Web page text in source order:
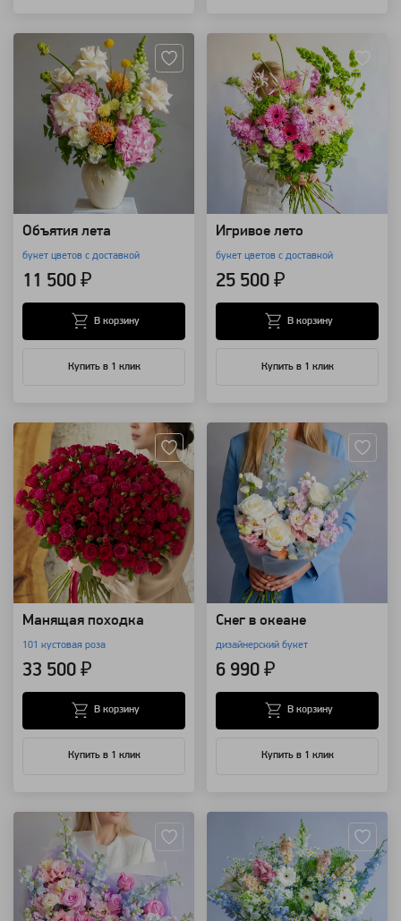
Объятия лета
букет цветов с доставкой
11 500 ₽
Купить в 1 клик
В корзину
Игривое лето
букет цветов с доставкой
25 500 ₽
Купить в 1 клик
В корзину
Манящая походка
101 кустовая роза
33 500 ₽
Купить в 1 клик
В корзину
Снег в океане
дизайнерский букет
6 990 ₽
Купить в 1 клик
В корзину